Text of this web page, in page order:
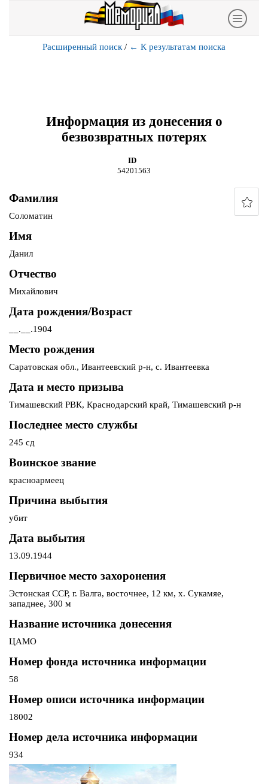
Расширенный поиск / ← К результатам поиска
Информация из донесения о
безвозвратных потерях
ID
54201563
Фамилия
Соломатин
Имя
Данил
Отчество
Михайлович
Дата рождения/Возраст
__.__.1904
Место рождения
Саратовская обл., Ивантеевский р-н, с. Ивантеевка
Дата и место призыва
Тимашевский РВК, Краснодарский край, Тимашевский р-н
Последнее место службы
245 сд
Воинское звание
красноармеец
Причина выбытия
убит
Дата выбытия
13.09.1944
Первичное место захоронения
Эстонская ССР, г. Валга, восточнее, 12 км, х. Сукамяе,
западнее, 300 м
Название источника донесения
ЦАМО
Номер фонда источника информации
58
Номер описи источника информации
18002
Номер дела источника информации
934